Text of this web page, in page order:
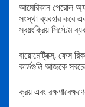
আমেরিকান পেরোল
সংস্থা ব্যবহার করে
স্বয়ংক্রিয় সিস্টেম
বায়োমেট্রিক্স, ফেস
কার্ডগুলি আজকে
ক্রয় এবং